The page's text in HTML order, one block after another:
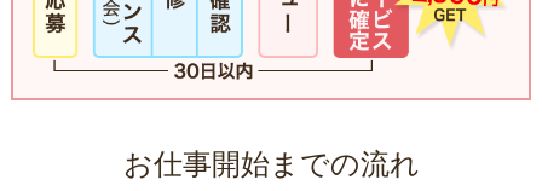
お仕事開始までの流れ